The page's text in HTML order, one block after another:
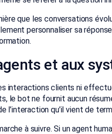
que les conversations
personnaliser sa
et aux
interactions clients ni
le bot ne fournit aucun
qu’il vient de
à suivre. Si un agent